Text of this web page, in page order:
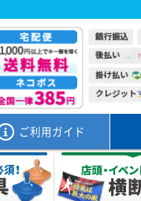
ご利用ガイド